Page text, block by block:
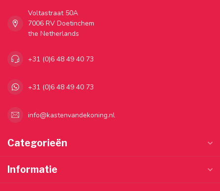
Voltastraat 50A
7006 RV Doetinchem
the Netherlands
+31 (0)6 48 49 40 73
+31 (0)6 48 49 40 73
info@kastenvandekoning.nl
Categorieën
Informatie